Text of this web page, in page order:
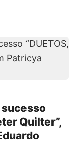
sucesso
Quilter”,